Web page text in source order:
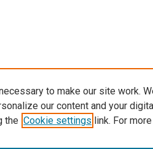
to make our site work.
our content and your
the Cookie settings link. For